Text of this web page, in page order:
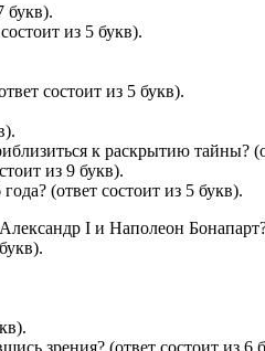
букв).
из 5 букв).
состоит из 5 букв).
к раскрытию тайны?
из 9 букв).
(ответ состоит из 5 букв).
I и Наполеон Бонапарт?
зрения? (ответ состоит из 6